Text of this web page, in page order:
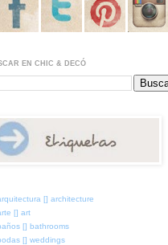
EN CHIC & DECÓ
[] architecture
[] art
[] bathrooms
[] weddings